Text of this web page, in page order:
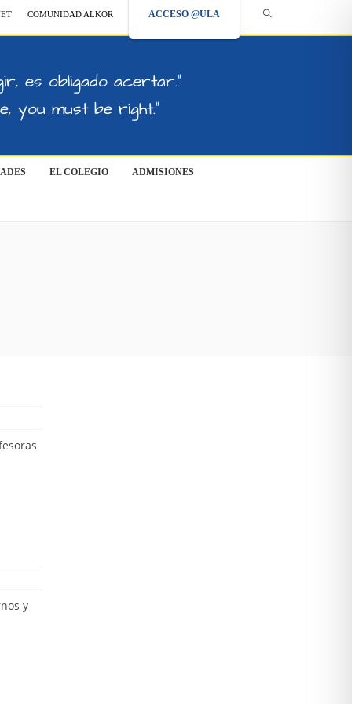
COMUNIDAD ALKOR ACCESO @ULA
es obligado acertar."
you must be right."
EL COLEGIO ADMISIONES
y